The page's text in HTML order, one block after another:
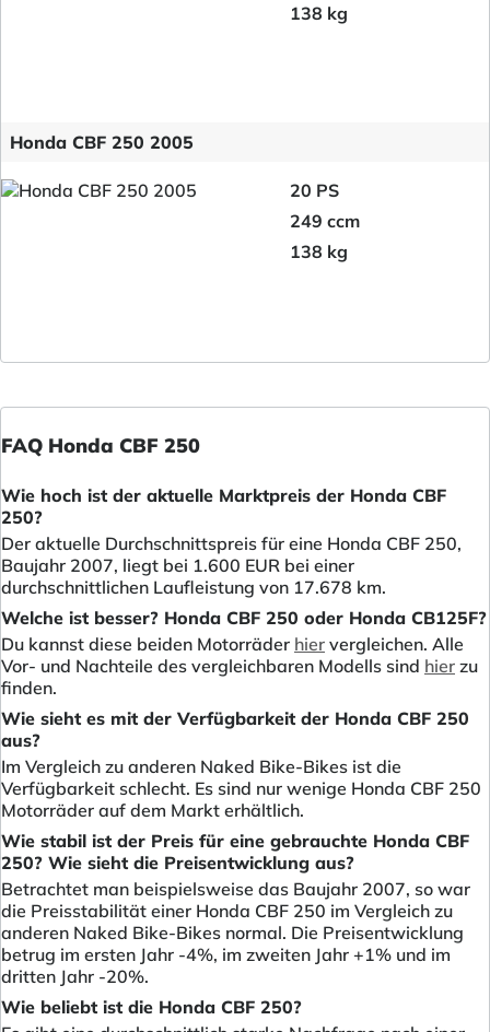
138 kg
Honda CBF 250 2005
20 PS
249 ccm
138 kg
FAQ Honda CBF 250
Wie hoch ist der aktuelle Marktpreis der Honda CBF
250?
Der aktuelle Durchschnittspreis für eine Honda CBF 250,
Baujahr 2007, liegt bei 1.600 EUR bei einer
durchschnittlichen Laufleistung von 17.678 km.
Welche ist besser? Honda CBF 250 oder Honda CB125F?
Du kannst diese beiden Motorräder hier vergleichen. Alle
Vor- und Nachteile des vergleichbaren Modells sind hier zu
finden.
Wie sieht es mit der Verfügbarkeit der Honda CBF 250
aus?
Im Vergleich zu anderen Naked Bike-Bikes ist die
Verfügbarkeit schlecht. Es sind nur wenige Honda CBF 250
Motorräder auf dem Markt erhältlich.
Wie stabil ist der Preis für eine gebrauchte Honda CBF
250? Wie sieht die Preisentwicklung aus?
Betrachtet man beispielsweise das Baujahr 2007, so war
die Preisstabilität einer Honda CBF 250 im Vergleich zu
anderen Naked Bike-Bikes normal. Die Preisentwicklung
betrug im ersten Jahr -4%, im zweiten Jahr +1% und im
dritten Jahr -20%.
Wie beliebt ist die Honda CBF 250?